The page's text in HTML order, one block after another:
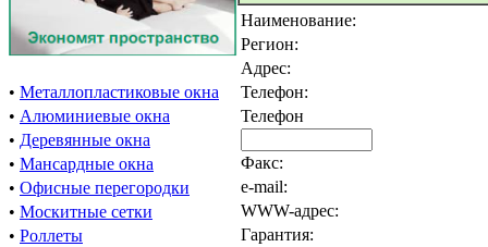
• Металлопластиковые окна
• Алюминиевые окна
• Деревянные окна
• Мансардные окна
• Офисные перегородки
• Москитные сетки
• Роллеты
Наименование:
Регион:
Адрес:
Телефон:
Телефон
Факс:
e-mail:
WWW-адрес:
Гарантия: